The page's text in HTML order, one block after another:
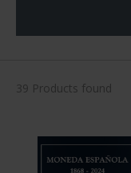
39 Products found